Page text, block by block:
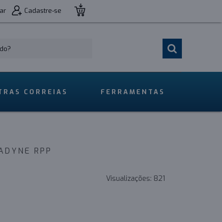
Cadastre-se
CORREIAS FERRAMENTAS
RPP
Visualizações: 821